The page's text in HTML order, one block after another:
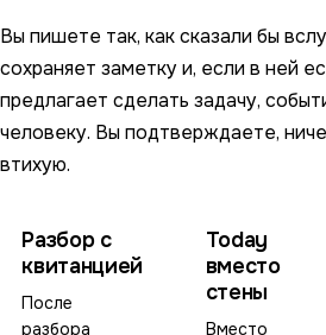
Вы пишете так, как сказали бы
сохраняет заметку и, если в ней
предлагает сделать задачу,
человеку. Вы подтверждаете,
втихую.
Разбор с
квитанцией
После
разбора
Today
вместо
стены
Вместо